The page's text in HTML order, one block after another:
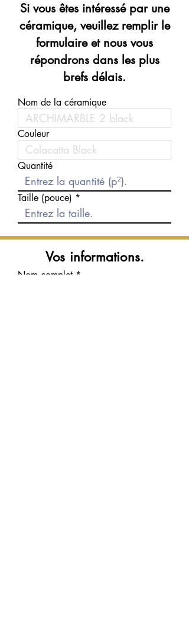
Si vous êtes intéressé par une
céramique, veuillez remplir le
formulaire et nous vous
répondrons dans les plus
brefs délais.
Nom de la céramique
Couleur
Quantité
Taille (pouce)
Vos informations.
Nom complet